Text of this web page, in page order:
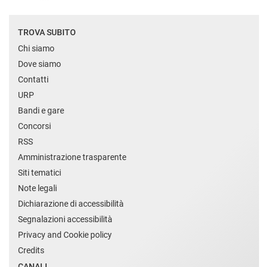
TROVA SUBITO
Chi siamo
Dove siamo
Contatti
URP
Bandi e gare
Concorsi
RSS
Amministrazione trasparente
Siti tematici
Note legali
Dichiarazione di accessibilità
Segnalazioni accessibilità
Privacy and Cookie policy
Credits